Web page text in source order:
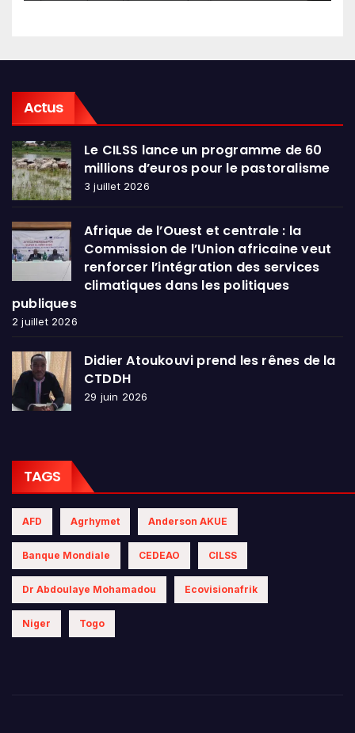
Actus
Le CILSS lance un programme de 60
millions d’euros pour le pastoralisme
3 juillet 2026
Afrique de l’Ouest et centrale : la
Commission de l’Union africaine veut
renforcer l’intégration des services
climatiques dans les politiques
publiques
2 juillet 2026
Didier Atoukouvi prend les rênes de la
CTDDH
29 juin 2026
TAGS
AFD Agrhymet Anderson AKUE
Banque Mondiale CEDEAO CILSS
Dr Abdoulaye Mohamadou Ecovisionafrik
Niger Togo